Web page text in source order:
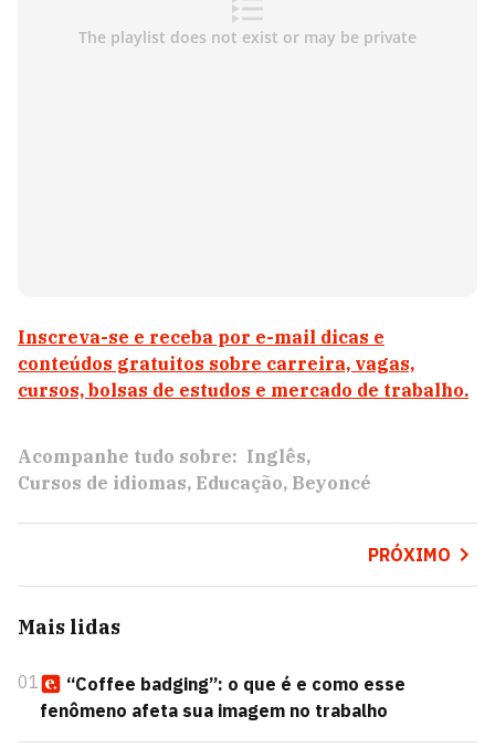
Inscreva-se e receba por e-mail dicas e
conteúdos gratuitos sobre carreira, vagas,
cursos, bolsas de estudos e mercado de trabalho.
Acompanhe tudo sobre: Inglês
Cursos de idiomas Educação Beyoncé
PRÓXIMO
Mais lidas
01
“Coffee badging”: o que é e como esse
fenômeno afeta sua imagem no trabalho